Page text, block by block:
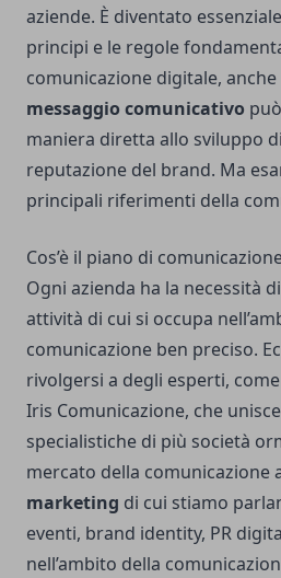
aziende. È diventato
principi e le regole
comunicazione digitale, anche
messaggio comunicativo
maniera diretta allo sviluppo
reputazione del brand. Ma
principali riferimenti della
Cos’è il piano di
Ogni azienda ha la necessità
attività di cui si occupa
comunicazione ben preciso.
rivolgersi a degli esperti,
Iris Comunicazione, che
specialistiche di più società
mercato della comunicazione
marketing di cui stiamo
eventi, brand identity, PR
nell’ambito della